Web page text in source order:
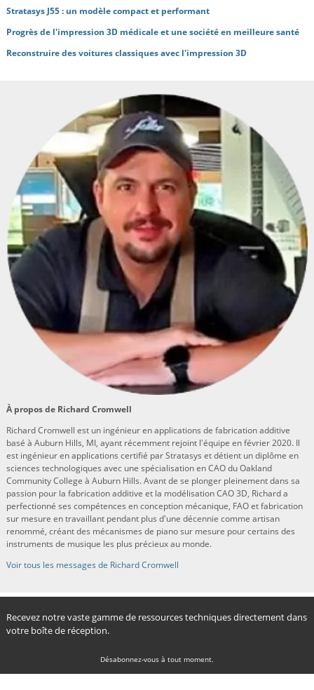
Stratasys J55 : un modèle compact et performant
Progrès de l'impression 3D médicale et une société en meilleure santé
Reconstruire des voitures classiques avec l'impression 3D
À propos de Richard Cromwell
Richard Cromwell est un ingénieur en applications de fabrication additive
basé à Auburn Hills, MI, ayant récemment rejoint l'équipe en février 2020. Il
est ingénieur en applications certifié par Stratasys et détient un diplôme en
sciences technologiques avec une spécialisation en CAO du Oakland
Community College à Auburn Hills. Avant de se plonger pleinement dans sa
passion pour la fabrication additive et la modélisation CAO 3D, Richard a
perfectionné ses compétences en conception mécanique, FAO et fabrication
sur mesure en travaillant pendant plus d'une décennie comme artisan
renommé, créant des mécanismes de piano sur mesure pour certains des
instruments de musique les plus précieux au monde.
Voir tous les messages de Richard Cromwell
Recevez notre vaste gamme de ressources techniques directement dans
votre boîte de réception.
Désabonnez-vous à tout moment.